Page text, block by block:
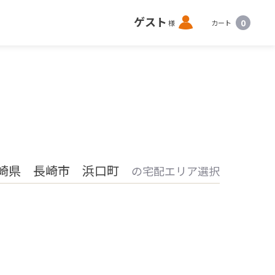
ゲスト 様 ロ
グ
カート 0
県 長崎市 浜口町 の宅配エリア選択